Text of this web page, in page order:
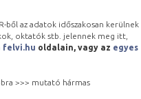
ből az adatok időszakosan kerülnek
oktatók stb. jelennek meg itt,
felvi.hu oldalain, vagy az egyes
>>> mutató hármas